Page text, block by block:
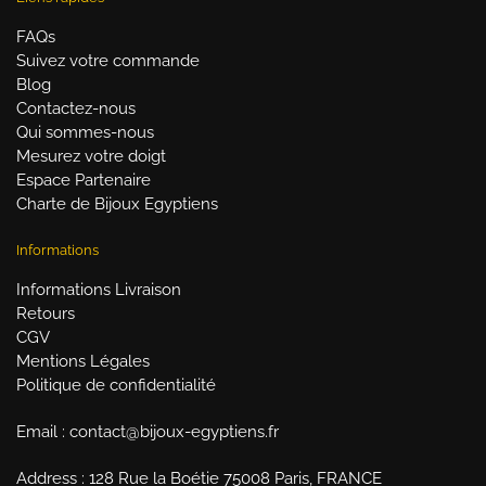
FAQs
Suivez votre commande
Blog
Contactez-nous
Qui sommes-nous
Mesurez votre doigt
Espace Partenaire
Charte de Bijoux Egyptiens
Informations
Informations Livraison
Retours
CGV
Mentions Légales
Politique de confidentialité
Email : contact@bijoux-egyptiens.fr
Address : 128 Rue la Boétie 75008 Paris, FRANCE